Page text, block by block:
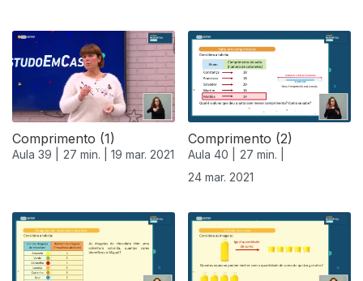
Comprimento (1)
Aula 39 | 27 min. | 19 mar. 2021
Comprimento (2)
Aula 40 |
27 min. |
24 mar. 2021